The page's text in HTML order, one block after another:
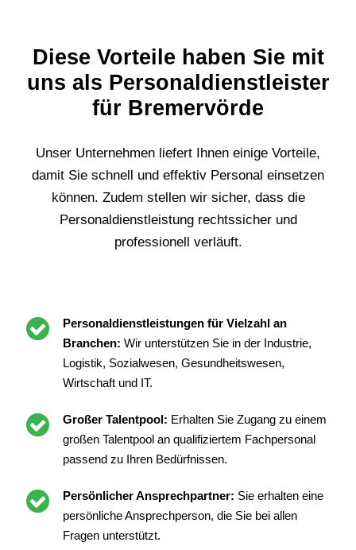
Diese Vorteile haben Sie mit
uns als Personaldienstleister
für Bremervörde
Unser Unternehmen liefert Ihnen einige Vorteile,
damit Sie schnell und effektiv Personal einsetzen
können. Zudem stellen wir sicher, dass die
Personaldienstleistung rechtssicher und
professionell verläuft.
Personaldienstleistungen für Vielzahl an
Branchen: Wir unterstützen Sie in der Industrie,
Logistik, Sozialwesen, Gesundheitswesen,
Wirtschaft und IT.
Großer Talentpool: Erhalten Sie Zugang zu einem
großen Talentpool an qualifiziertem Fachpersonal
passend zu Ihren Bedürfnissen.
Persönlicher Ansprechpartner: Sie erhalten eine
persönliche Ansprechperson, die Sie bei allen
Fragen unterstützt.